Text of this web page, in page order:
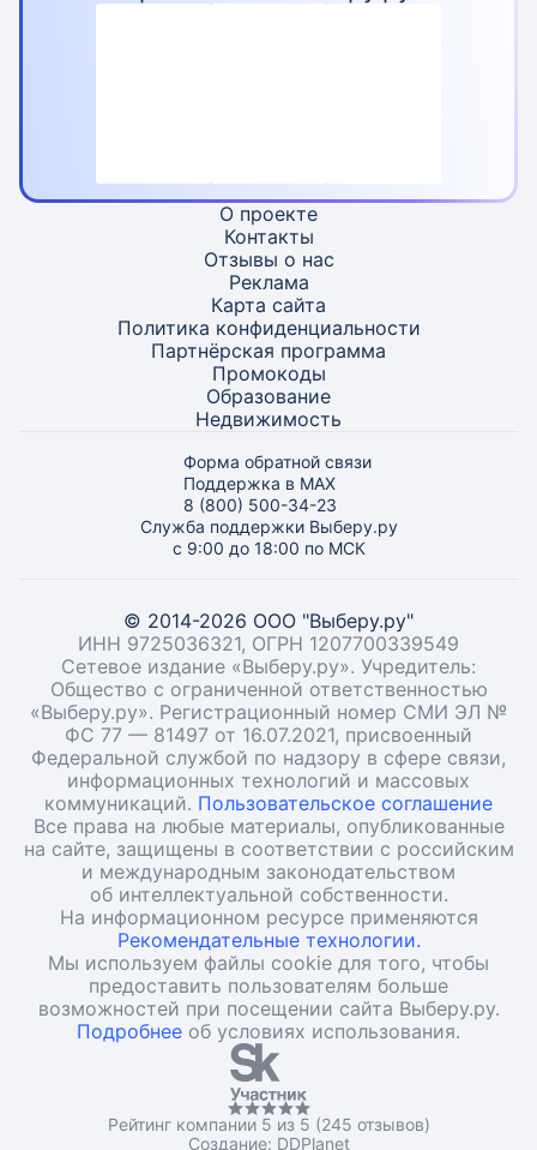
О проекте
Контакты
Отзывы о нас
Реклама
Карта сайта
Политика конфиденциальности
Партнёрская программа
Промокоды
Образование
Недвижимость
Форма обратной связи
Поддержка в MAX
8 (800) 500-34-23
Служба поддержки Выберу.ру
с 9:00 до 18:00 по МСК
© 2014-2026 ООО "Выберу.ру"
ИНН 9725036321, ОГРН 1207700339549
Сетевое издание «Выберу.ру». Учредитель:
Общество с ограниченной ответственностью
«Выберу.ру». Регистрационный номер СМИ ЭЛ №
ФС 77 — 81497 от 16.07.2021, присвоенный
Федеральной службой по надзору в сфере связи,
информационных технологий и массовых
коммуникаций. Пользовательское соглашение
Все права на любые материалы, опубликованные
на сайте, защищены в соответствии с российским
и международным законодательством
об интеллектуальной собственности.
На информационном ресурсе применяются
Рекомендательные технологии.
Мы используем файлы cookie для того, чтобы
предоставить пользователям больше
возможностей при посещении сайта Выберу.ру.
Подробнее об условиях использования.
Рейтинг компании 5 из 5 (245 отзывов)
Создание: DDPlanet